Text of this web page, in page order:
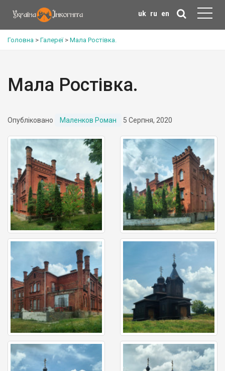
uk ru en
Головна > Галереї> Мала Ростівка.
Мала Ростівка.
Опубліковано Маленков Роман 5 Серпня, 2020